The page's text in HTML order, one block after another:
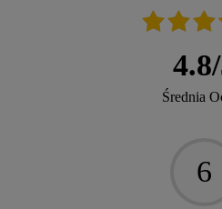
4.8/
Średnia
6